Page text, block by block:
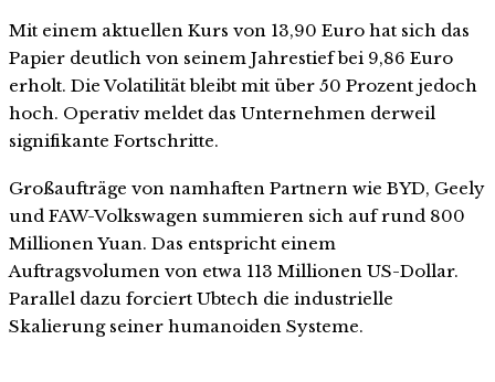
Mit einem aktuellen Kurs von 13,90 Euro hat sich das
Papier deutlich von seinem Jahrestief bei 9,86 Euro
erholt. Die Volatilität bleibt mit über 50 Prozent jedoch
hoch. Operativ meldet das Unternehmen derweil
signifikante Fortschritte.
Großaufträge von namhaften Partnern wie BYD, Geely
und FAW-Volkswagen summieren sich auf rund 800
Millionen Yuan. Das entspricht einem
Auftragsvolumen von etwa 113 Millionen US-Dollar.
Parallel dazu forciert Ubtech die industrielle
Skalierung seiner humanoiden Systeme.